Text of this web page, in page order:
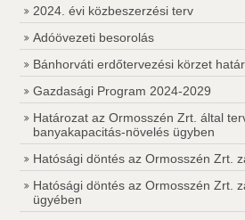
2024. évi közbeszerzési terv
Adóövezeti besorolás
Bánhorváti erdőtervezési körzet
Gazdasági Program 2024-2029
Határozat az Ormosszén Zrt. által
banyakapacitás-növelés ügyben
Hatósági döntés az Ormosszén Zrt.
Hatósági döntés az Ormosszén Zrt.
ügyében